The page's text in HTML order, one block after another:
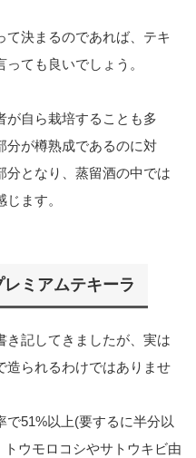
て決まるのであれば、テキ
ても良いでしょう。
が自ら栽培することも多
分が樽熟成であるのに対
分となり、蒸留酒の中では
ます。
ミアムテキーラ
き記してきましたが、実は
造られるわけではありませ
51%以上(要するに半分以
トウモロコシやサトウキビ由